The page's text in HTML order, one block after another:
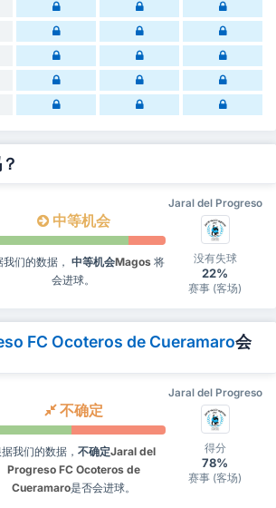
Jaral del Progreso
中等机会
我们的数据， 中等机会Magos 将
会进球。
没有失球
22%
赛事 (客场)
FC Ocoteros de Cueramaro会
Jaral del Progreso
不确定
我们的数据， 不确定Jaral del
Progreso FC Ocoteros de
Cueramaro是否会进球。
得分
78%
赛事 (客场)